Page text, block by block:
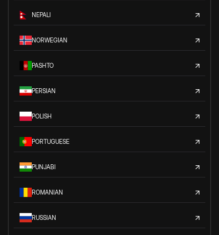
NEPALI
NORWEGIAN
PASHTO
PERSIAN
POLISH
PORTUGUESE
PUNJABI
ROMANIAN
RUSSIAN